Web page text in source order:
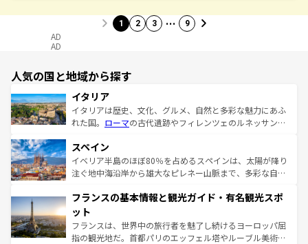
1 2 3 … 9
AD
AD
人気の国と地域から探す
イタリア
イタリアは歴史、文化、グルメ、自然と多彩な魅力にあふ
れた国。 ローマの古代遺跡やフィレンツェのルネッサンス
ろん、トスカーナの美しい田園風景やアマルフィ海岸の絶
景など、自然景観も見逃せない。観光の合間には、本場の
ピザやパスタなど、絶品のイタリア料理を堪能することも
ませてくれるイタリアで、忘れられない旅をしてみよう！
なお、新着のイタリア情報は
しい。
スペイン
イベリア半島のほぼ80％を占めるスペインは、太陽が降り
注ぐ地中海沿岸から雄大なピレネー山脈まで、多彩な自然
文化が根付くこの国では、情熱的なフラメンコ、熱気あふ
れる闘牛、そして美味しいタパスが生活の一部となってい
る。首都マドリードの洗練された雰囲気や、バルセロナの
アートに溢れた街角から、地方では古代ローマ遺跡や中世
フランスの基本情報と観光ガイド・有名観光スポ
ット
フランスは、世界中の旅行者を魅了し続けるヨーロッパ屈
指の観光地だ。首都パリのエッフェル塔やルーブル美術館